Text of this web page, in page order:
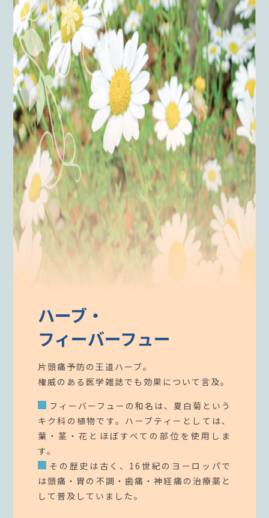
ハーブ・
フィーバーフュー
片頭痛予防の王道ハーブ。
権威のある医学雑誌でも効果について言及。
フィーバーフューの和名は、夏白菊という
キク科の植物です。ハーブティーとしては、
葉・茎・花とほぼすべての部位を使用しま
す。
その歴史は古く、16世紀のヨーロッパで
は頭痛・胃の不調・歯痛・神経痛の治療薬と
して普及していました。